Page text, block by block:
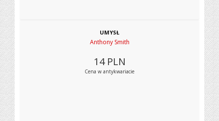
UMYSŁ
Anthony Smith
14 PLN
Cena w antykwariacie